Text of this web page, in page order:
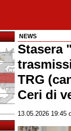
NEWS
Stasera
TRG
Ceri di
13.05.2026 19:45